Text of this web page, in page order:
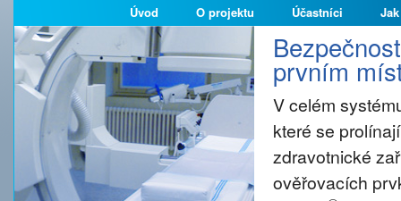
Úvod O projektu Účastníci
prvním
V celém
které se
zdravotnické
ověřovacích